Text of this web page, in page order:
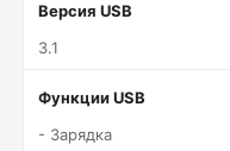
Версия USB
3.1
Функции USB
- Зарядка